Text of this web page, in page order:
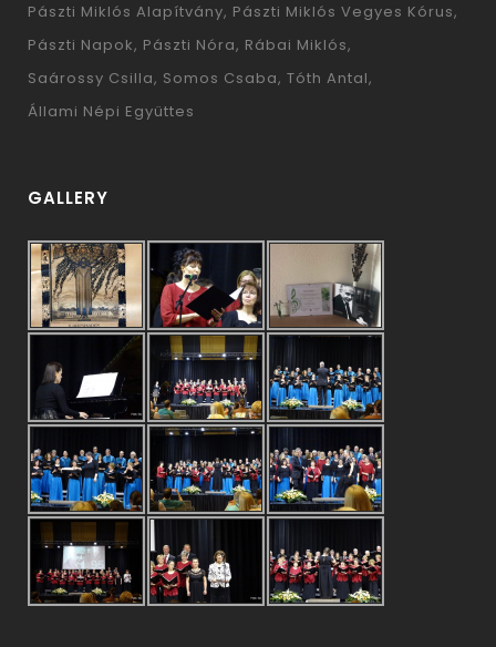
Pászti Miklós Alapítvány Pászti Miklós Vegyes Kórus
Pászti Napok Pászti Nóra Rábai Miklós
Saárossy Csilla Somos Csaba Tóth Antal
Állami Népi Együttes
GALLERY